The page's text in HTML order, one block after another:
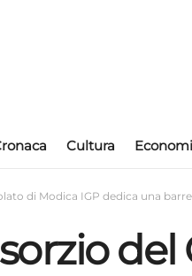
Cultura
di Modica IGP dedica una